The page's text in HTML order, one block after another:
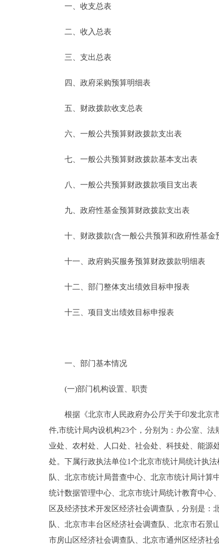
12345网上接诉即办
参与调查
走进北京
北京概况
绿色北京
ENGLISH
一、收支总表
二、收入总表
三、支出总表
四、政府采购预算明细表
五、财政拨款收支总表
六、一般公共预算财政拨款支出表
七、一般公共预算财政拨款基本支出表
八、一般公共预算财政拨款项目支出表
九、政府性基金预算财政拨款支出表
十、财政拨款(含一般公共预算和政府性基金
十一、政府购买服务预算财政拨款明细表
十二、部门整体支出绩效目标申报表
十三、项目支出绩效目标申报表
一、部门基本情况
(一)部门机构设置、职责
根据《北京市人民政府办公厅关于印发北京市
件,市统计局内设机构23个，分别为：办公室、
业处、农村处、人口处、社会处、科技处、能源
处。下属行政执法单位1个北京市统计局统计执
队、北京市统计局普查中心、北京市统计局计
统计数据管理中心、北京市统计局统计教育中心
区及经济技术开发区经济社会调查队，分别是
队、北京市丰台区经济社会调查队、北京市石
市房山区经济社会调查队、北京市通州区经济社